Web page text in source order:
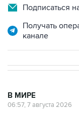
Подписаться
Получать
канале
В МИРЕ
06:57, 7 августа 2026